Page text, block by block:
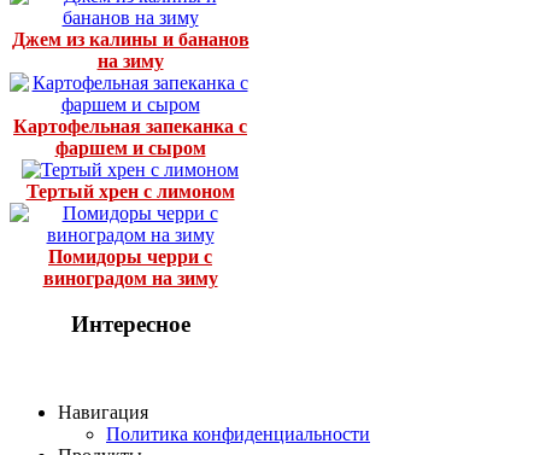
Джем из калины и бананов
на зиму
Картофельная запеканка с
фаршем и сыром
Тертый хрен с лимоном
Помидоры черри с
виноградом на зиму
Интересное
Навигация
Политика конфиденциальности